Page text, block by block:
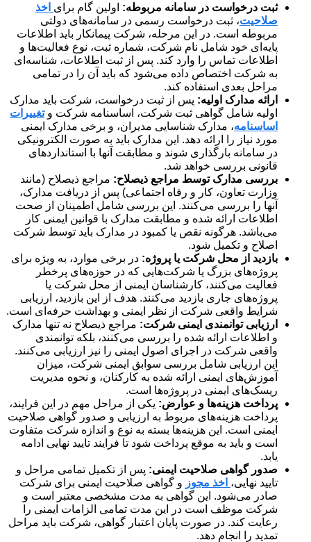
ثبت درخواست در سامانه مربوطه: اولین گام برای اخذ
صلاحیت، ثبت درخواست رسمی در سامانه‌های دولتی
مربوطه است. در این مرحله، شرکت پیمانکار باید اطلاعات
پایه‌ای خود شامل نام شرکت، شماره ثبت، نوع فعالیت‌ها و
اطلاعات تماس را وارد کند. پس از ثبت اطلاعات، شناسه‌ای
به شرکت اختصاص داده می‌شود که باید آن را در تمامی
مراحل بعدی استفاده کند.
ارائه مدارک اولیه: پس از ثبت درخواست، شرکت باید مدارک
اولیه شامل گواهی ثبت شرکت، اساسنامه شرکت وتغییرات
اساسنامه، مدارک شناسایی مدیران، و برخی مدارک ایمنی
مورد نیاز را ارائه دهد. این مدارک باید به صورت الکترونیکی
در سامانه بارگذاری شوند و مطابقت آنها با استانداردهای
قانونی بررسی خواهد شد.
بررسی مدارک توسط مراجع ذیصلاح: مراجع ذیصلاح (مانند
وزارت تعاون، کار و رفاه اجتماعی) پس از دریافت مدارک،
آنها را بررسی می‌کنند. این بررسی شامل اطمینان از صحت
اطلاعات ارائه شده و مطابقت مدارک با قوانین ایمنی کار
می‌باشد. هرگونه نقص یا کمبود در مدارک باید توسط شرکت
اصلاح و تکمیل شود.
بازدید از محل شرکت یا پروژه: در برخی موارد، به ویژه برای
پروژه‌های بزرگ یا شرکت‌هایی که در حوزه‌های پرخطر
فعالیت می‌کنند، کارشناسان ایمنی از محل شرکت یا
پروژه‌های جاری بازدید می‌کنند. هدف از این بازدید، ارزیابی
شرایط واقعی شرکت از نظر ایمنی و بهداشت حرفه‌ای است.
ارزیابی توانمندی ایمنی شرکت: مراجع ذیصلاح نه تنها مدارک
و اطلاعات ارائه شده را بررسی می‌کنند، بلکه توانمندی
واقعی شرکت در اجرای اصول ایمنی را نیز ارزیابی می‌کنند.
این ارزیابی شامل بررسی سوابق ایمنی شرکت، میزان
آموزش‌های ایمنی ارائه شده به کارکنان، و نحوه مدیریت
ریسک‌های ایمنی در پروژه‌ها است.
پرداخت هزینه‌ها و عوارض: یکی از مراحل مهم در این فرایند،
پرداخت هزینه‌های مربوط به ارزیابی و صدور گواهی صلاحیت
ایمنی است. این هزینه‌ها بسته به نوع و اندازه شرکت متفاوت
است و باید به موقع پرداخت شود تا فرایند تایید نهایی ادامه
یابد.
صدور گواهی صلاحیت ایمنی: پس از تکمیل تمامی مراحل و
تایید نهایی، اخذ مجوز و گواهی صلاحیت ایمنی برای شرکت
صادر می‌شود. این گواهی به مدت مشخصی معتبر است و
شرکت موظف است در این مدت تمامی الزامات ایمنی را
رعایت کند. در صورت پایان اعتبار گواهی، شرکت باید مراحل
تمدید را انجام دهد.